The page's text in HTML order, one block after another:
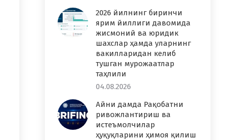
2026 йилнинг биринчи
ярим йиллиги давомида
жисмоний ва юридик
шахслар ҳамда уларнинг
вакилларидан келиб
тушган мурожаатлар
таҳлили
04.08.2026
Айни дамда Рақобатни
ривожлантириш ва
истеъмолчилар
ҳуқуқларини ҳимоя қилиш